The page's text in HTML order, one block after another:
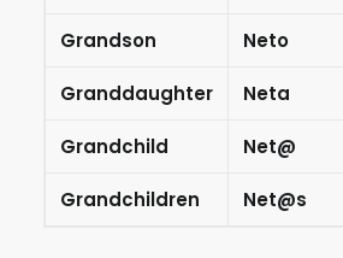
Grandson Neto
Granddaughter Neta
Grandchild Net@
Grandchildren Net@s